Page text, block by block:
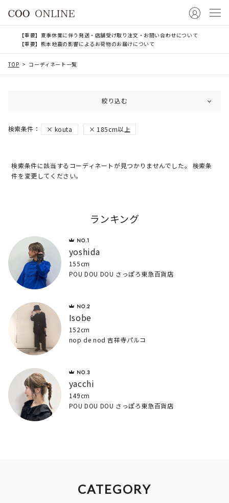
【重要】夏季休業に伴う発送・店舗受け取り注文・お問い合わせについて
【重要】熊本地震の影響によるお荷物のお届けについて
TOP コーディネート一覧
絞り込む
kouta 185cm以上
検索条件に該当するコーディネートが見つかりませんでした。 検索条
件を変更してください。
ランキング
yoshida
155cm
POU DOU DOU さっぽろ東急百貨店
Isobe
152cm
nop de nod 吉祥寺パルコ
yacchi
149cm
POU DOU DOU さっぽろ東急百貨店
CATEGORY